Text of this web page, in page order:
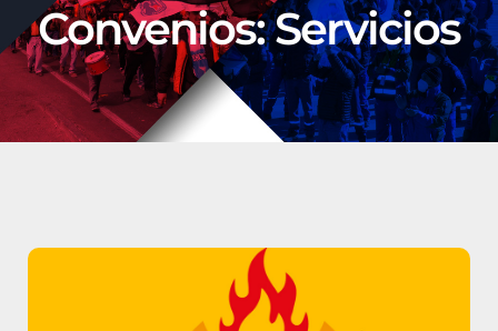
Convenios: Servicios